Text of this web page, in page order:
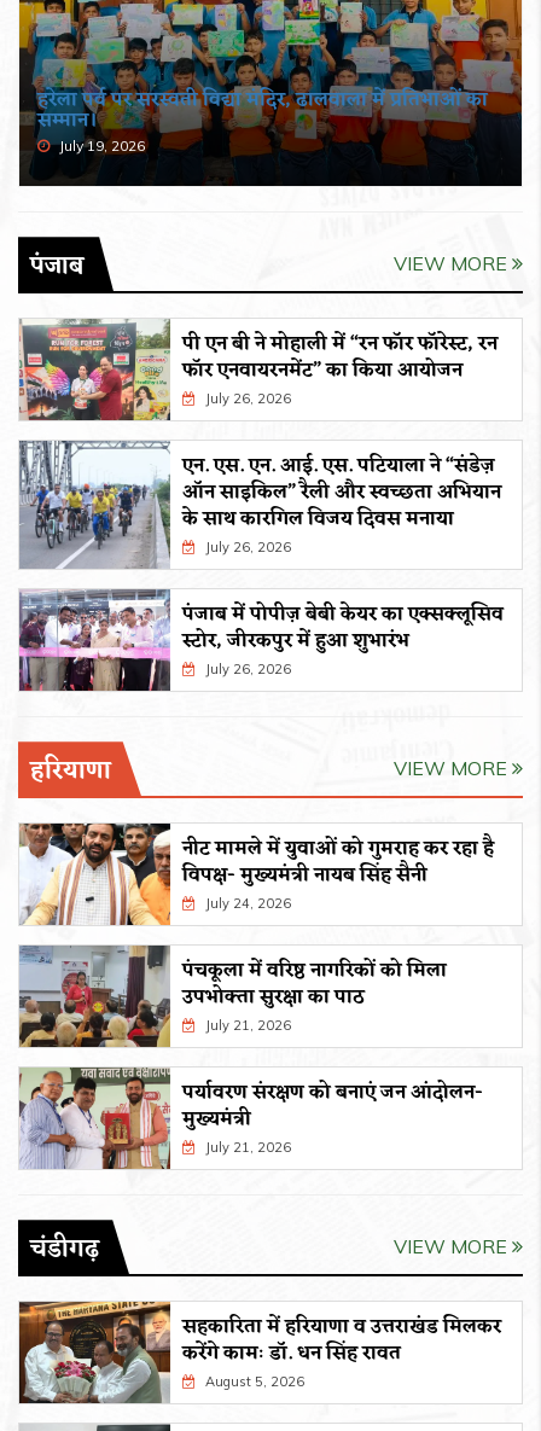
हरेला पर्व पर सरस्वती विद्या मंदिर, ढालवाला में प्रतिभाओं का
सम्मान।
July 19, 2026
पंजाब VIEW MORE
पी एन बी ने मोहाली में “रन फॉर फॉरेस्ट, रन
फॉर एनवायरनमेंट” का किया आयोजन
July 26, 2026
एन. एस. एन. आई. एस. पटियाला ने “संडेज़
ऑन साइकिल” रैली और स्वच्छता अभियान
के साथ कारगिल विजय दिवस मनाया
July 26, 2026
पंजाब में पोपीज़ बेबी केयर का एक्सक्लूसिव
स्टोर, जीरकपुर में हुआ शुभारंभ
July 26, 2026
हरियाणा VIEW MORE
नीट मामले में युवाओं को गुमराह कर रहा है
विपक्ष- मुख्यमंत्री नायब सिंह सैनी
July 24, 2026
पंचकूला में वरिष्ठ नागरिकों को मिला
उपभोक्ता सुरक्षा का पाठ
July 21, 2026
पर्यावरण संरक्षण को बनाएं जन आंदोलन-
मुख्यमंत्री
July 21, 2026
चंडीगढ़ VIEW MORE
सहकारिता में हरियाणा व उत्तराखंड मिलकर
करेंगे कामः डाॅ. धन सिंह रावत
August 5, 2026